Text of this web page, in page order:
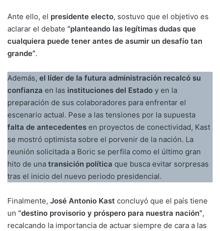
Ante ello, el presidente electo, sostuvo que el objetivo es
aclarar el debate “planteando las legítimas dudas que
cualquiera puede tener antes de asumir un desafío tan
grande”.
Además, el líder de la futura administración recalcó su
confianza en las instituciones del Estado y en la
preparación de sus colaboradores para enfrentar el
escenario actual. Pese a las tensiones por la supuesta
falta de antecedentes en proyectos de conectividad, Kast
se mostró optimista sobre el porvenir de la nación. La
reunión solicitada a Boric se perfila como el último gran
hito de una transición política que busca evitar sorpresas
tras el inicio del nuevo periodo presidencial.
Finalmente, José Antonio Kast concluyó que el país tiene
un “destino provisorio y próspero para nuestra nación”,
recalcando la importancia de actuar siempre de cara a las